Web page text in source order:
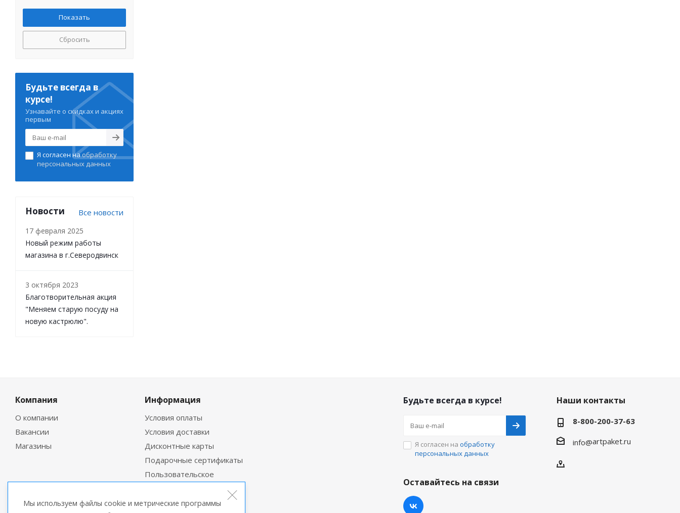
Сбросить
Будьте всегда в
курсе!
Узнавайте о скидках и акциях
первым
Я согласен наобработку
персональных данных
Новости Все новости
17 февраля 2025
Новый режим работы
магазина в г.Северодвинск
3 октября 2023
Благотворительная акция
"Меняем старую посуду на
новую кастрюлю".
Компания
О компании
Вакансии
Магазины
Информация
Условия оплаты
Условия доставки
Дисконтные карты
Подарочные сертификаты
Пользовательское
соглашение
Будьте всегда в курсе!
Я согласен на обработку
персональных данных
Оставайтесь на связи
Наши контакты
8-800-200-37-63
info@artpaket.ru
Мы используем файлы cookie и метрические программы